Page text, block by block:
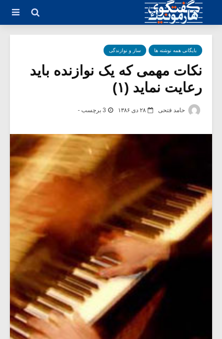
بایگانی همه نوشته ها ساز و نوازندگی
نکات مهمی که یک نوازنده باید
رعایت نماید (۱)
حامد فتحی ۲۸ دی ۱۳۸۶ 3 برچسب -